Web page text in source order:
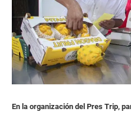
En la organización del Pres Trip,